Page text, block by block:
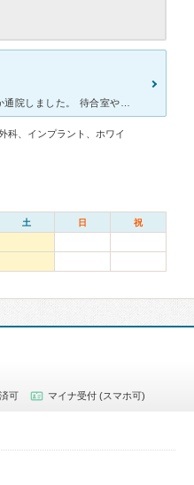
科、インプラント、ホワイ
土 日 祝
可 マイナ受付 (スマホ可)